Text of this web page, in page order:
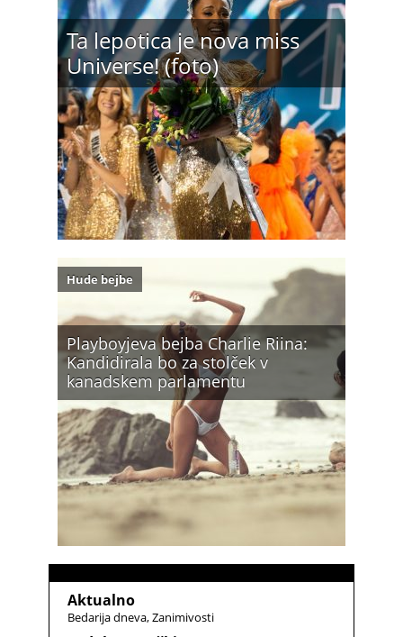
Ta lepotica je nova miss
Universe! (foto)
Playboyjeva bejba Charlie Riina:
Kandidirala bo za stolček v
kanadskem parlamentu
Hude bejbe
Aktualno
Bedarija dneva Zanimivosti